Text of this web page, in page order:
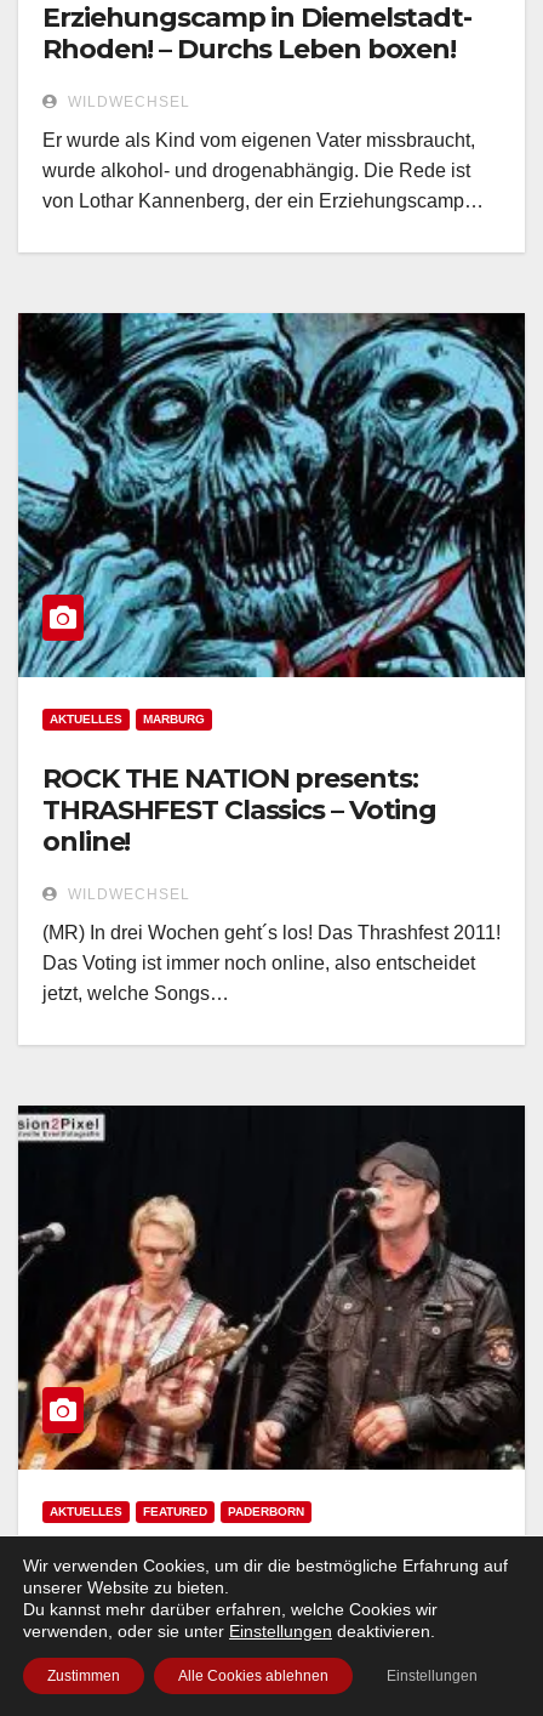
Erziehungscamp in Diemelstadt-
Rhoden! – Durchs Leben boxen!
WILDWECHSEL
Er wurde als Kind vom eigenen Vater missbraucht,
wurde alkohol- und drogenabhängig. Die Rede ist
von Lothar Kannenberg, der ein Erziehungscamp…
AKTUELLES MARBURG
ROCK THE NATION presents:
THRASHFEST Classics – Voting
online!
WILDWECHSEL
(MR) In drei Wochen geht´s los! Das Thrashfest 2011!
Das Voting ist immer noch online, also entscheidet
jetzt, welche Songs…
AKTUELLES FEATURED PADERBORN
Just Winners… – Es wurde
geschrien, gerockt, gekämpft!
WILDWECHSEL
(PB) Der erste Vorentscheid des 3. Wildwechsel
Wir verwenden Cookies, um dir die bestmögliche Erfahrung auf
unserer Website zu bieten.
Du kannst mehr darüber erfahren, welche Cookies wir
verwenden, oder sie unter Einstellungen deaktivieren.
Zustimmen Alle Cookies ablehnen Einstellungen